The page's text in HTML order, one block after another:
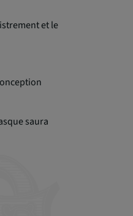
et le
saura